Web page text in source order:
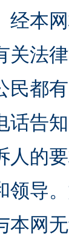
经本
关法
民都
话告
人的
领导
本网